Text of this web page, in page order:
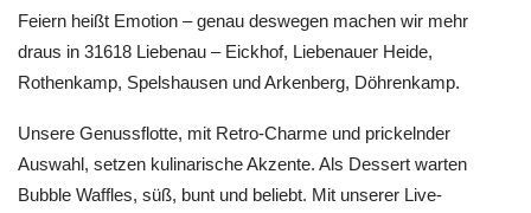
Feiern heißt Emotion – genau deswegen machen wir mehr
draus in 31618 Liebenau – Eickhof, Liebenauer Heide,
Rothenkamp, Spelshausen und Arkenberg, Döhrenkamp.
Unsere Genussflotte, mit Retro-Charme und prickelnder
Auswahl, setzen kulinarische Akzente. Als Dessert warten
Bubble Waffles, süß, bunt und beliebt. Mit unserer Live-